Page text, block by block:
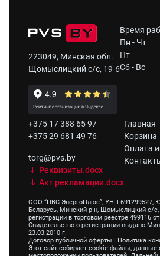
223049, Минская обл.
Щомыслицкий с/с, 19-6
Время
Пн - Чт
Пт
Сб - Вс
+375 17 388 65 97
+375 29 681 49 76
torg@pvs.by
Реквизиты.docx
Акт рекламации.docx
Главная
Корзина
Оплата
ООО “ПВС ЭнергоПлюс”, УНП 691299527,
Беларусь, Минский р-н, Щомыслицкий с/
регистрации в торговом реестре 499116
Свидетельство о регистрации выдано
23.03.2010 г.
Договор публичной оферты | Политика
Этот сайт собирает cookie-файлы, данные